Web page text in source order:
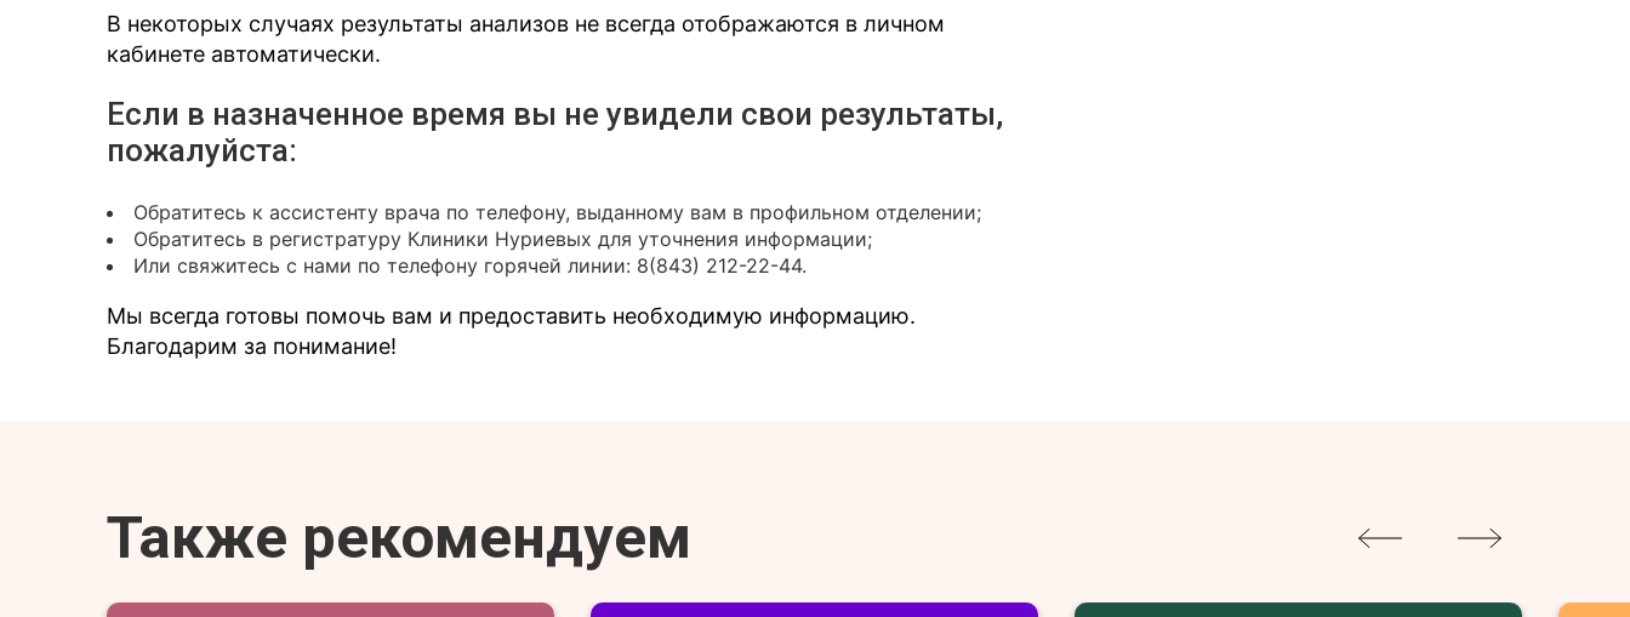
В некоторых случаях результаты анализов не всегда отображаются в личном
кабинете автоматически.
Если в назначенное время вы не увидели свои результаты,
пожалуйста:
Обратитесь к ассистенту врача по телефону, выданному вам в профильном отделении;
Обратитесь в регистратуру Клиники Нуриевых для уточнения информации;
Или свяжитесь с нами по телефону горячей линии: 8(843) 212-22-44.
Мы всегда готовы помочь вам и предоставить необходимую информацию.
Благодарим за понимание!
Также рекомендуем